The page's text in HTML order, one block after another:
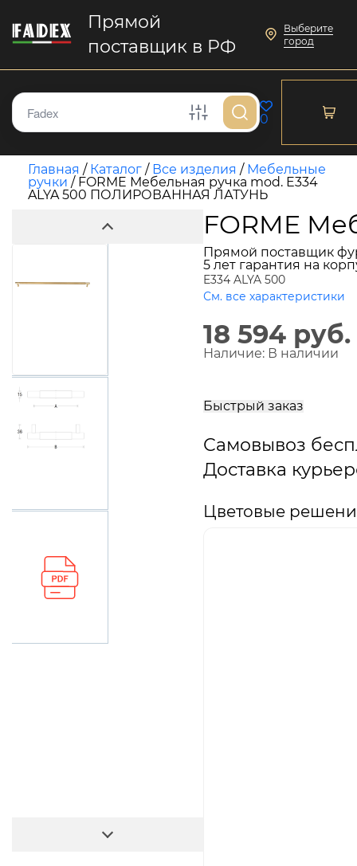
Прямой
поставщик в РФ
Выберите
город
0
Главная / Каталог / Все изделия / Мебельные
ручки / FORME Мебельная ручка mod. E334
ALYA 500 ПОЛИРОВАННАЯ ЛАТУНЬ
FORME
Прямой поставщик
5 лет гарантия на
E334 ALYA 500
См. все характеристики
18 594 руб.
Наличие: В наличии
Быстрый заказ
Самовывоз
Доставка
Цветовые